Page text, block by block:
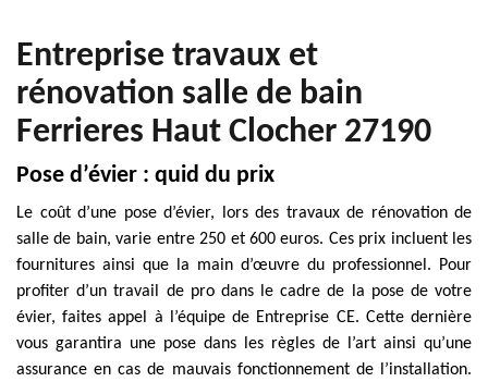
Entreprise travaux et
rénovation salle de bain
Ferrieres Haut Clocher 27190
Pose d’évier : quid du prix
Le coût d’une pose d’évier, lors des travaux de rénovation de
salle de bain, varie entre 250 et 600 euros. Ces prix incluent les
fournitures ainsi que la main d’œuvre du professionnel. Pour
profiter d’un travail de pro dans le cadre de la pose de votre
évier, faites appel à l’équipe de Entreprise CE. Cette dernière
vous garantira une pose dans les règles de l’art ainsi qu’une
assurance en cas de mauvais fonctionnement de l’installation.